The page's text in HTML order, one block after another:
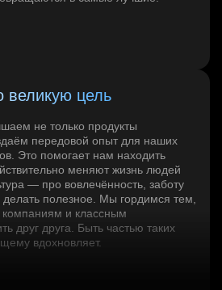
великую цель
не только продукты
передовой опыт для наших
Это помогает нам находить
меняют жизнь людей
— про вовлечённость, заботу
полезное. Мы гордимся тем,
и классным
друг друга. Быть частью таких
вдохновляет.